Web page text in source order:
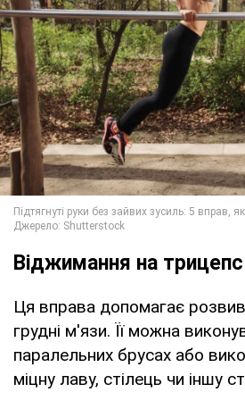
Віджимання на трицепс
Ця вправа допомагає
грудні м'язи. Її можна
паралельних брусах або
міцну лаву, стілець чи іншу